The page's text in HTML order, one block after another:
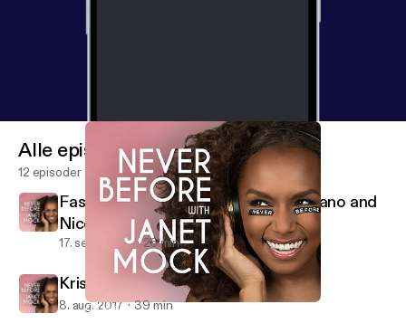
Crissle West
Alle episoder
12 episoder
Fashion Week Special: Christian Siriano and
Nicolette Mason
17. sept. 2017 25 min
Kris Jenner
8. aug. 2017 39 min